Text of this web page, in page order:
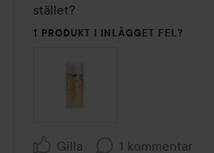
stället?
1 PRODUKT I INLÄGGET FEL?
Gilla 1 kommentar